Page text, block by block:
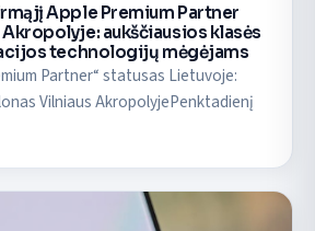
Apple Premium Partner
aukščiausios klasės
technologijų mėgėjams
Partner“ statusas Lietuvoje:
Vilniaus AkropolyjePenktadienį